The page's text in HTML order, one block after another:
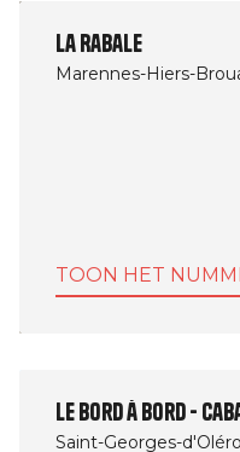
La Rabale
Marennes-Hiers-
TOON HET
Le Bord à Bord -
Saint-Georges-